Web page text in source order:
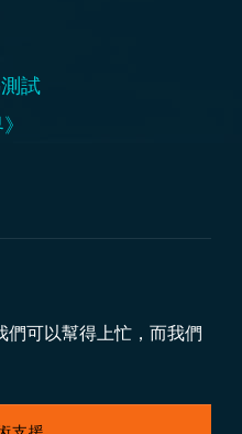
試
們可以幫得上忙，而我們